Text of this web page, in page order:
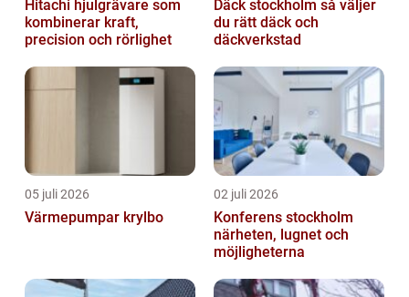
Hitachi hjulgrävare som
kombinerar kraft,
precision och rörlighet
Däck stockholm så väljer
du rätt däck och
däckverkstad
05 juli 2026
Värmepumpar krylbo
02 juli 2026
Konferens stockholm
närheten, lugnet och
möjligheterna